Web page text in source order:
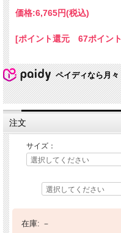
価格:6,765円(税込)
[ポイント還元 67ポイン
ペイディなら月々
注文
サイズ：
在庫: －